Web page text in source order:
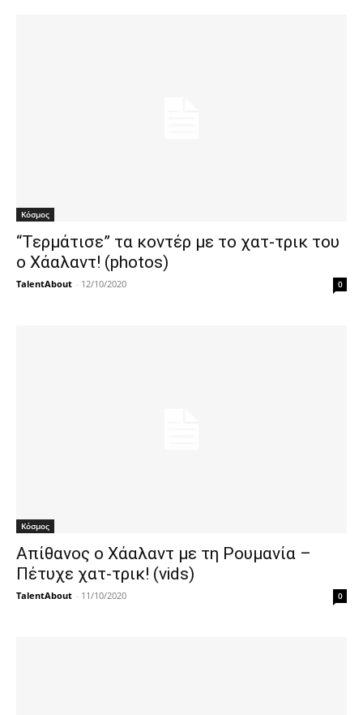
Κόσμος
“Τερμάτισε” τα κοντέρ με το χατ-τρικ του
ο Χάαλαντ! (photos)
TalentAbout - 12/10/2020 0
Κόσμος
Απίθανος ο Χάαλαντ με τη Ρουμανία –
Πέτυχε χατ-τρικ! (vids)
TalentAbout - 11/10/2020 0